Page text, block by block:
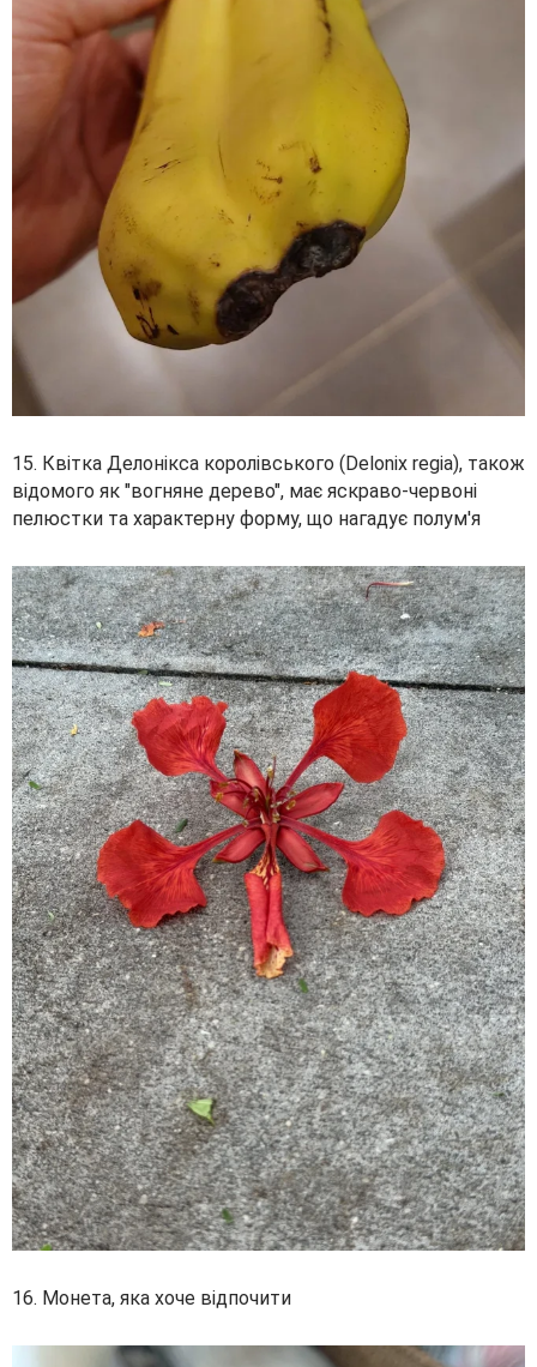
15. Квітка Делонікса королівського (Delonix regia), також
відомого як "вогняне дерево", має яскраво-червоні
пелюстки та характерну форму, що нагадує полум'я
16. Монета, яка хоче відпочити